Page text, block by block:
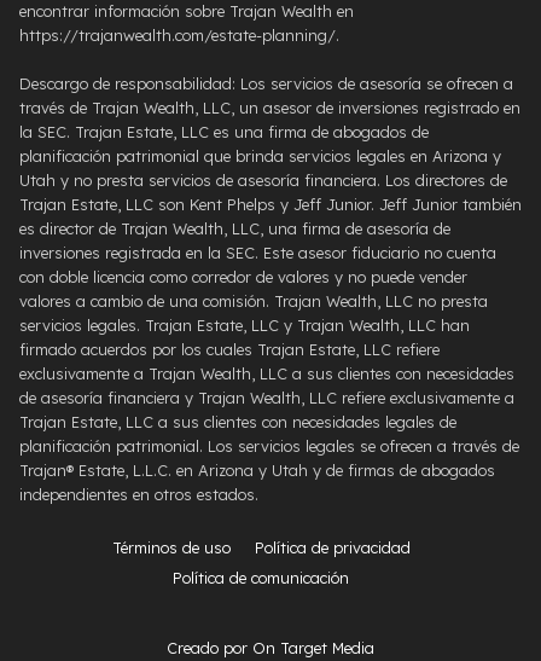
encontrar información sobre Trajan Wealth en
https://trajanwealth.com/estate-planning/.
Descargo de responsabilidad: Los servicios de asesoría se ofrecen a
través de Trajan Wealth, LLC, un asesor de inversiones registrado en
la SEC. Trajan Estate, LLC es una firma de abogados de
planificación patrimonial que brinda servicios legales en Arizona y
Utah y no presta servicios de asesoría financiera. Los directores de
Trajan Estate, LLC son Kent Phelps y Jeff Junior. Jeff Junior también
es director de Trajan Wealth, LLC, una firma de asesoría de
inversiones registrada en la SEC. Este asesor fiduciario no cuenta
con doble licencia como corredor de valores y no puede vender
valores a cambio de una comisión. Trajan Wealth, LLC no presta
servicios legales. Trajan Estate, LLC y Trajan Wealth, LLC han
firmado acuerdos por los cuales Trajan Estate, LLC refiere
exclusivamente a Trajan Wealth, LLC a sus clientes con necesidades
de asesoría financiera y Trajan Wealth, LLC refiere exclusivamente a
Trajan Estate, LLC a sus clientes con necesidades legales de
planificación patrimonial. Los servicios legales se ofrecen a través de
Trajan® Estate, L.L.C. en Arizona y Utah y de firmas de abogados
independientes en otros estados.
Términos de uso
Política de privacidad
Política de comunicación
Creado por On Target Media